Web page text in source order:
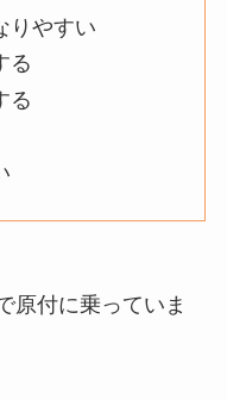
りやすい
る
る
原付に乗っていま